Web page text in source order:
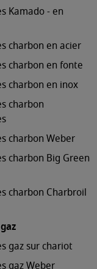
Kamado - en
charbon en acier
charbon en fonte
charbon en inox
charbon
charbon Weber
charbon Big Green
charbon Charbroil
gaz sur chariot
gaz Weber